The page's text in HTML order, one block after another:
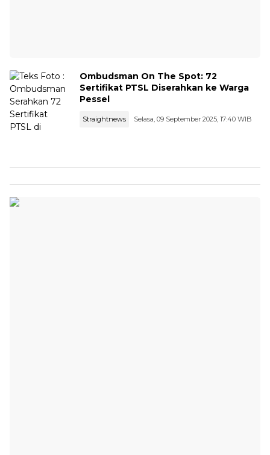
Ombudsman On The Spot: 72
Sertifikat PTSL Diserahkan ke Warga
Pessel
Straightnews Selasa, 09 September 2025, 17:40 WIB